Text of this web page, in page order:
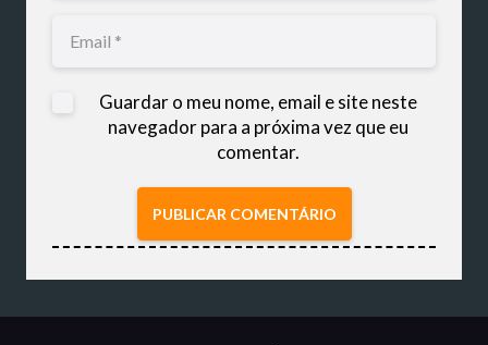
Guardar o meu nome, email e site neste
navegador para a próxima vez que eu
comentar.
PUBLICAR COMENTÁRIO